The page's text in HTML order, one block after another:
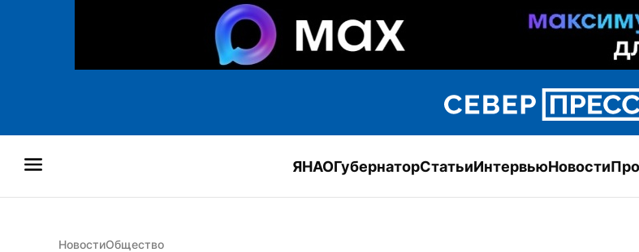
ЯНАОГубернаторСтатьиИнтервьюНовости
НовостиОбщество